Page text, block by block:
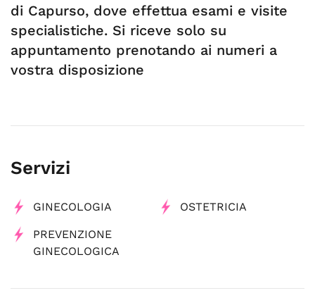
di Capurso, dove effettua esami e visite
specialistiche. Si riceve solo su
appuntamento prenotando ai numeri a
vostra disposizione
Servizi
GINECOLOGIA OSTETRICIA
PREVENZIONE
GINECOLOGICA